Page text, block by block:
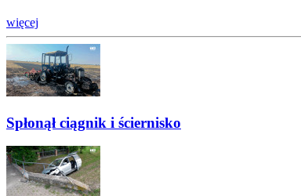
więcej
Spłonął ciągnik i ściernisko